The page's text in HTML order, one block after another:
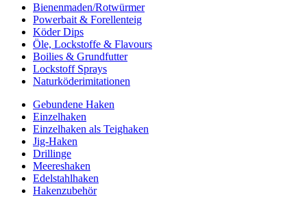
Bienenmaden/Rotwürmer
Powerbait & Forellenteig
Köder Dips
Öle, Lockstoffe & Flavours
Boilies & Grundfutter
Lockstoff Sprays
Naturköderimitationen
Gebundene Haken
Einzelhaken
Einzelhaken als Teighaken
Jig-Haken
Drillinge
Meereshaken
Edelstahlhaken
Hakenzubehör